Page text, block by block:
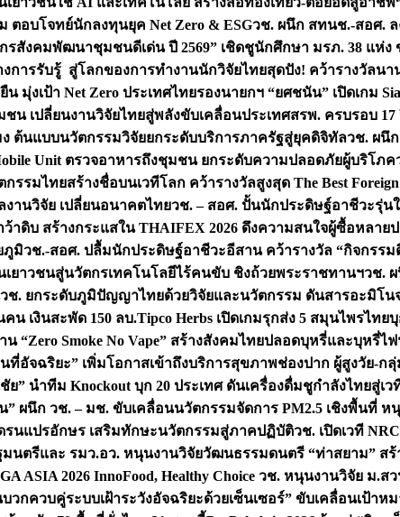
ตอบโจทย์นักลงทุนยุค Net Zero & ESGวช. ผนึก สทนช.-สอศ.
รสังคมพัฒนาชุมชนดีเด่น ปี 2569” เชิดชูนักศึกษา มรภ. 38 แ
การรับรู้ สู่โลกของการทำงานนักวิจัยไทยสุดปัง! คว้ารางวัลนา
มุ่งเป้า Net Zero ประเทศไทยรองนายกฯ “ยศชนัน” เปิดเกม
ชน เปลี่ยนงานวิจัยไทยสู่พลังขับเคลื่อนประเทศสรพ. ครบรอบ
ต้นแบบนวัตกรรมวิจัยยกระดับบริการภาครัฐสู่ยุคดิจิทัลวช. ผนึ
Unit ตรวจอาหารถึงชุมชน ยกระดับความปลอดภัยผู้บริโภค
รรมไทยสร้างชื่อบนเวทีโลก คว้ารางวัลสูงสุด The Best
ลงานวิจัย เปลี่ยนอนาคตไทยวช. – สอศ. ปั้นนักประดิษฐ์อาชีวะรุ่น
ดิบ สร้างกระแสใน THAIFEX 2026 ดึงความสนใจผู้ซื้อหลายป
ภูมิวช.-สอศ. ปลื้มนักประดิษฐ์อาชีวะอีสาน คว้ารางวัล “กิจกรรม
เยาวชนสู่นวัตกรเทคโนโลยีไร้คนขับ ชิงถ้วยพระราชทานฯวช.
วช. ยกระดับภูมิปัญญาไทยด้วยวิจัยและนวัตกรรม ดันสารอะมิโน
น เงินสะพัด 150 ลบ.Tipco Herbs เปิดเกมรุกส่ง 5 สมุนไพรไท
“Zero Smoke No Vape” สร้างสังคมไทยปลอดบุหรี่และบุหรี่ไ
อัจฉริยะ” เพิ่มโอกาสเข้าถึงบริการสุขภาพช่องปาก ผู้สูงวัย-กลุ่
ย” นำทีม Knockout บุก 20 ประเทศ ดันเครื่องดื่มชูกำลังไทยสู่เว
” ผนึก วช. – มช. ขับเคลื่อนนวัตกรรมจัดการ PM2.5 เชิงพื้นที่
รนแปรอักษร เสริมทักษะนวัตกรรมสู่ภาคปฏิบัติวช. เปิดเวที
มนตรีและ รมว.อว. หนุนงานวิจัยวัฒนธรรมดนตรี “ท่าสยาม”
ASIA 2026 InnoFood, Healthy Choice วช. หนุนงานวิจัย ม.ส
กควบคู่ระบบเฝ้าระวังอัจฉริยะด้วยเซ็นเซอร์” ขับเคลื่อนเป้าห